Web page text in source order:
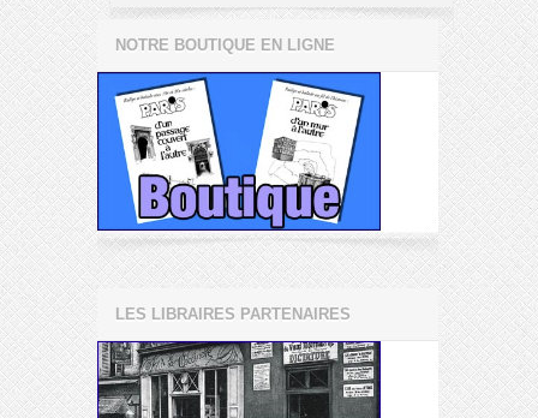
NOTRE BOUTIQUE EN LIGNE
LES LIBRAIRES PARTENAIRES